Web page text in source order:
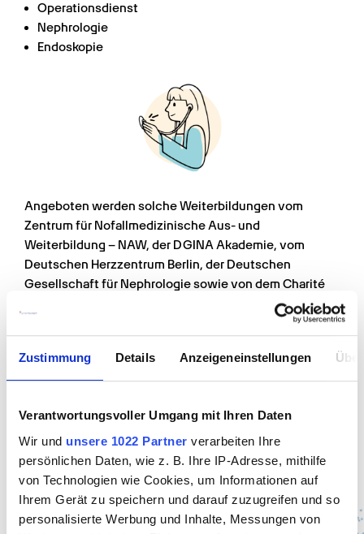
Zustimmung Details Anzeigeneinstellungen
Verantwortungsvoller Umgang mit Ihren Daten
Wir und unsere 1022 Partner verarbeiten Ihre
persönlichen Daten, wie z. B. Ihre IP-Adresse, mithilfe
von Technologien wie Cookies, um Informationen auf
Ihrem Gerät zu speichern und darauf zuzugreifen und so
personalisierte Werbung und Inhalte, Messungen von
Operationsdienst
Nephrologie
Endoskopie
Angeboten werden solche Weiterbildungen vom
Zentrum für Nofallmedizinische Aus- und
Weiterbildung – NAW, der DGINA Akademie, vom
Deutschen Herzzentrum Berlin, der Deutschen
Gesellschaft für Nephrologie sowie von dem Charité
Absolventen mit Abitur können sich außerdem für den
akademischen Weg entscheiden und ein Studium
Pflegemanagement, Pflegewissenschaft und
Pflegepädagogik an.
In 60 Sek. bewerben
Jobangebote